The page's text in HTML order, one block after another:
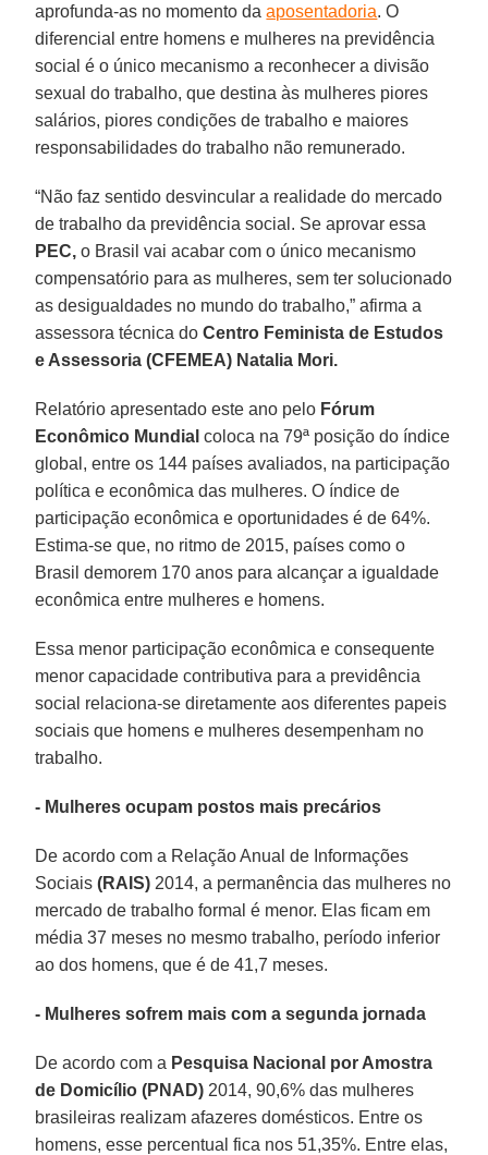
aprofunda-as no momento daaposentadoria. O
diferencial entre homens e mulheres na previdência
social é o único mecanismo a reconhecer a divisão
sexual do trabalho, que destina às mulheres piores
salários, piores condições de trabalho e maiores
responsabilidades do trabalho não remunerado.
“Não faz sentido desvincular a realidade do mercado
de trabalho da previdência social. Se aprovar essa
PEC, o Brasil vai acabar com o único mecanismo
compensatório para as mulheres, sem ter solucionado
as desigualdades no mundo do trabalho,” afirma a
assessora técnica doCentro Feminista de Estudos
e Assessoria (CFEMEA) Natalia Mori.
Relatório apresentado este ano pelo Fórum
Econômico Mundial coloca na 79ª posição do índice
global, entre os 144 países avaliados, na participação
política e econômica das mulheres. O índice de
participação econômica e oportunidades é de 64%.
Estima-se que, no ritmo de 2015, países como o
Brasil demorem 170 anos para alcançar a igualdade
econômica entre mulheres e homens.
Essa menor participação econômica e consequente
menor capacidade contributiva para a previdência
social relaciona-se diretamente aos diferentes papeis
sociais que homens e mulheres desempenham no
trabalho.
- Mulheres ocupam postos mais precários
De acordo com a Relação Anual de Informações
Sociais(RAIS) 2014, a permanência das mulheres no
mercado de trabalho formal é menor. Elas ficam em
média 37 meses no mesmo trabalho, período inferior
ao dos homens, que é de 41,7 meses.
- Mulheres sofrem mais com a segunda jornada
De acordo com a Pesquisa Nacional por Amostra
de Domicílio (PNAD) 2014, 90,6% das mulheres
brasileiras realizam afazeres domésticos. Entre os
homens, esse percentual fica nos 51,35%. Entre elas,